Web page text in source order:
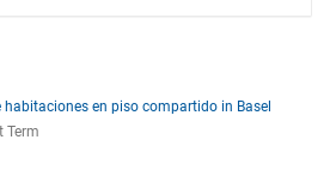
habitaciones en piso compartido in Basel
Term